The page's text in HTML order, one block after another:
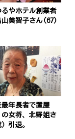
るやホテル創業者
山美智子さん(67)
年長者で置屋
の女将、北野姐さ
引退。